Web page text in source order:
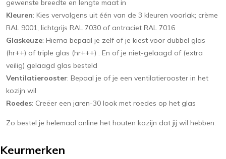
gewenste breedte en lengte maat in
Kleuren: Kies vervolgens uit één van de 3 kleuren voorlak; crème
RAL 9001, lichtgrijs RAL 7030 of antraciet RAL 7016
Glaskeuze: Hierna bepaal je zelf of je kiest voor dubbel glas
(hr++) of triple glas (hr+++) . En of je niet-gelaagd of (extra
veilig) gelaagd glas besteld
Ventilatierooster: Bepaal je of je een ventilatierooster in het
kozijn wil
Roedes: Creëer een jaren-30 look met roedes op het glas
Zo bestel je helemaal online het houten kozijn dat jij wil hebben.
Keurmerken